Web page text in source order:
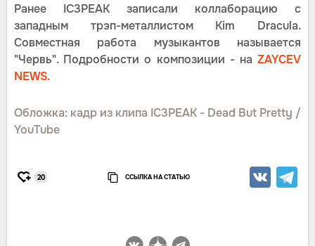
Ранее IC3PEAK записали коллаборацию с
западным трэп-металлистом Kim Dracula.
Совместная работа музыкантов называется
"Червь". Подробности о композиции - на ZAYCEV
NEWS.
Обложка: кадр из клипа IC3PEAK - Dead But Pretty /
YouTube
20 ССЫЛКА НА СТАТЬЮ